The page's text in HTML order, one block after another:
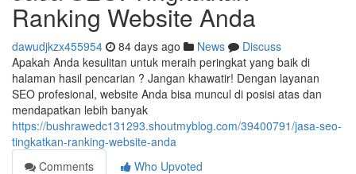
Ranking Website Anda
dawudjkzx455954 84 days ago News
Discuss
Apakah Anda kesulitan untuk meraih peringkat yang baik di
halaman hasil pencarian ? Jangan khawatir! Dengan layanan
SEO profesional, website Anda bisa muncul di posisi atas dan
mendapatkan lebih banyak
https://bushrawedc131293.shoutmyblog.com/39400791/jasa-seo-
tingkatkan-ranking-website-anda
Comments
Who Upvoted